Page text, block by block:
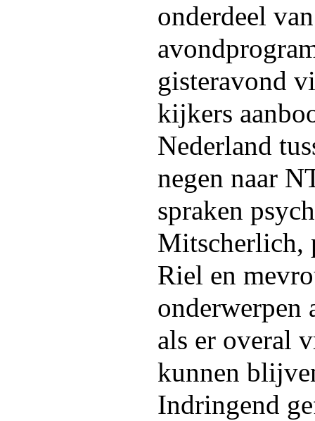
onderdeel
gisteravond
kijkers
Nederland
negen naar
spraken
Mitscherlich,
Riel en
onderwerpen
als er overal
kunnen
Indringend